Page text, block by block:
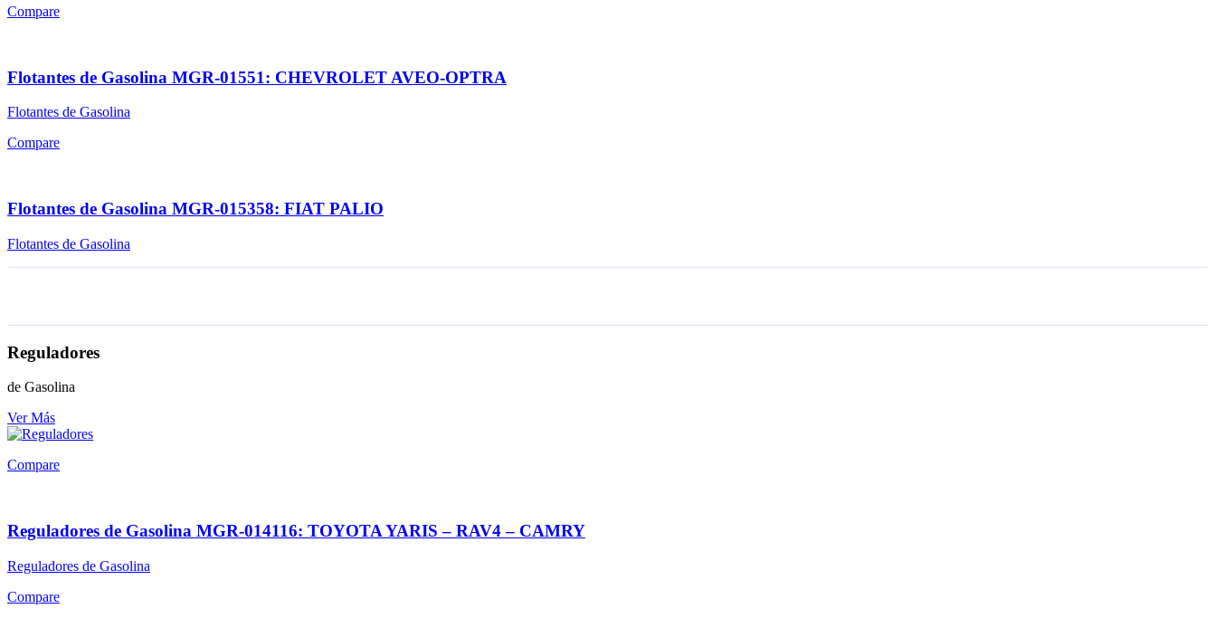
Compare
Flotantes de Gasolina MGR-01551: CHEVROLET AVEO-OPTRA
Flotantes de Gasolina
Compare
Flotantes de Gasolina MGR-015358: FIAT PALIO
Flotantes de Gasolina
Reguladores
de Gasolina
Ver Más
Compare
Reguladores de Gasolina MGR-014116: TOYOTA YARIS – RAV4 – CAMRY
Reguladores de Gasolina
Compare